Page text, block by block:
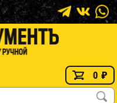
0 ₽